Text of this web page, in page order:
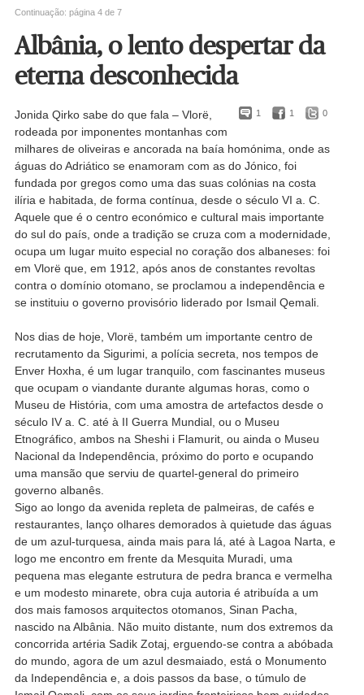
Continuação: página 4 de 7
Albânia, o lento despertar da
eterna desconhecida
1 1 0
Jonida Qirko sabe do que fala – Vlorë,
rodeada por imponentes montanhas com
milhares de oliveiras e ancorada na baía homónima, onde as
águas do Adriático se enamoram com as do Jónico, foi
fundada por gregos como uma das suas colónias na costa
ilíria e habitada, de forma contínua, desde o século VI a. C.
Aquele que é o centro económico e cultural mais importante
do sul do país, onde a tradição se cruza com a modernidade,
ocupa um lugar muito especial no coração dos albaneses: foi
em Vlorë que, em 1912, após anos de constantes revoltas
contra o domínio otomano, se proclamou a independência e
se instituiu o governo provisório liderado por Ismail Qemali.
Nos dias de hoje, Vlorë, também um importante centro de
recrutamento da Sigurimi, a polícia secreta, nos tempos de
Enver Hoxha, é um lugar tranquilo, com fascinantes museus
que ocupam o viandante durante algumas horas, como o
Museu de História, com uma amostra de artefactos desde o
século IV a. C. até à II Guerra Mundial, ou o Museu
Etnográfico, ambos na Sheshi i Flamurit, ou ainda o Museu
Nacional da Independência, próximo do porto e ocupando
uma mansão que serviu de quartel-general do primeiro
governo albanês.
Sigo ao longo da avenida repleta de palmeiras, de cafés e
restaurantes, lanço olhares demorados à quietude das águas
de um azul-turquesa, ainda mais para lá, até à Lagoa Narta, e
logo me encontro em frente da Mesquita Muradi, uma
pequena mas elegante estrutura de pedra branca e vermelha
e um modesto minarete, obra cuja autoria é atribuída a um
dos mais famosos arquitectos otomanos, Sinan Pacha,
nascido na Albânia. Não muito distante, num dos extremos da
concorrida artéria Sadik Zotaj, erguendo-se contra a abóbada
do mundo, agora de um azul desmaiado, está o Monumento
da Independência e, a dois passos da base, o túmulo de